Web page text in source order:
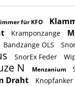
für KFO
Kramponzange
Bandzange OLS
SnorEx Feder
N Menzanium
Draht Knopfanker